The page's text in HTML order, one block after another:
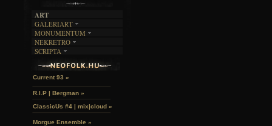
ART
GALERIART
ARTGALERI
KÉPREGÉNYEK
LAKÁSKULTS
MONUMENTUM
TEMETŐK
TEMPLOMOK
VÁRAK
HELYEK
NEKRETRO
SZUBKULT
FEKETE LYUK
RELIKVIÁK
SCRIPTA
NOVELLÁK
Current 93 »
R.I.P | Bergman »
ClassicUs #4 | mix|cloud »
Morgue Ensemble »